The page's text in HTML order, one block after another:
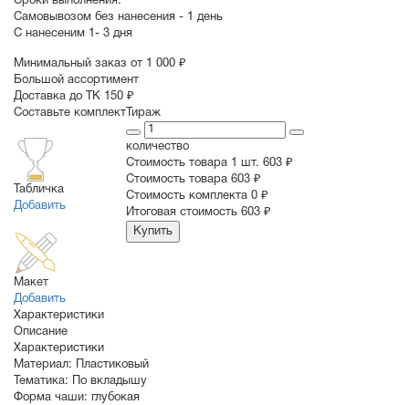
Самовывозом без нанесения - 1 день
С нанесеним 1- 3 дня
Минимальный заказ от 1 000 ₽
Большой ассортимент
Доставка до ТК 150 ₽
Составьте комплект
Табличка
Добавить
Макет
Добавить
Тираж
количество
Стоимость товара 1 шт. 603 ₽
Cтоимость товара 603 ₽
Стоимость комплекта 0 ₽
Итоговая стоимость 603 ₽
Купить
Характеристики
Описание
Характеристики
Материал: Пластиковый
Тематика:
По вкладышу
Форма чаши: глубокая